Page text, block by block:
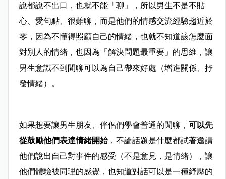
說都說不出口，也就不能「聊」，所以男生不是不貼
心、愛句點、很難聊，而是他們的情感交流經驗趨近於
零，因為不懂得照顧自己的情緒，也就不知道該怎麼面
對別人的情緒，也因為「解決問題最重要」的思維，讓
男生意識不到閒聊可以為自己帶來好處（增進關係、抒
發情緒）。
如果想要讓男生朋友、伴侶們學會普通的閒聊， 可以先
從鼓勵他們表達情緒開始，不論話題是什麼都試著邀請
他們說出自己對事件的感受（不是意見，是情緒），讓
他們體驗被同理的感覺，也知道對話可以是一種紓壓的